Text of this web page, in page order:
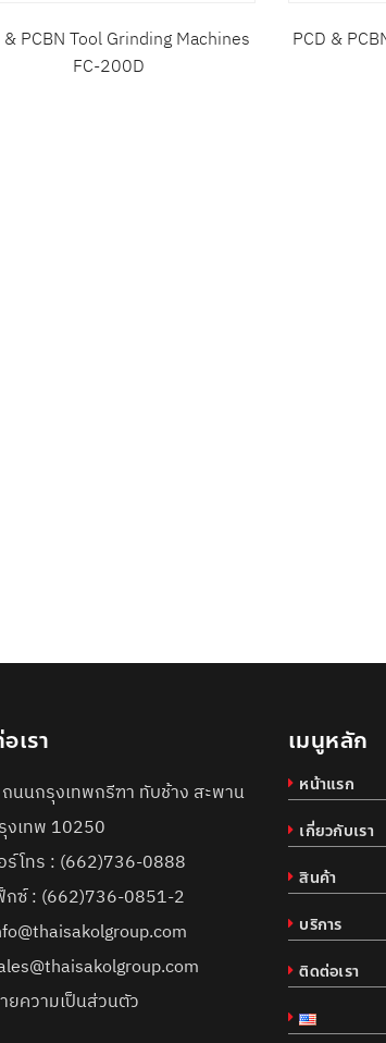
& PCBN Tool Grinding Machines
FC-200D
PCD &
เรา
นนกรุงเทพกรีฑา ทับช้าง สะพาน
งเทพ 10250
ร์โทร : (662)736-0888
กซ์ : (662)736-0851-2
ยความเป็นส่วนตัว
เมนูหลัก
หน้าแรก
เกี่ยวกับเรา
สินค้า
บริการ
ติดต่อเรา